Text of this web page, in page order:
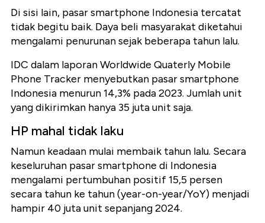
Di sisi lain, pasar smartphone Indonesia tercatat
tidak begitu baik. Daya beli masyarakat diketahui
mengalami penurunan sejak beberapa tahun lalu.
IDC dalam laporan Worldwide Quaterly Mobile
Phone Tracker menyebutkan pasar smartphone
Indonesia menurun 14,3% pada 2023. Jumlah unit
yang dikirimkan hanya 35 juta unit saja.
HP mahal tidak laku
Namun keadaan mulai membaik tahun lalu. Secara
keseluruhan pasar smartphone di Indonesia
mengalami pertumbuhan positif 15,5 persen
secara tahun ke tahun (year-on-year/YoY) menjadi
hampir 40 juta unit sepanjang 2024.